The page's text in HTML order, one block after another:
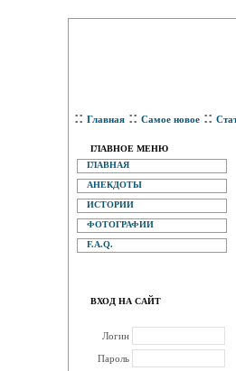
:: Главная :: Самое новое ::
ГЛАВНОЕ МЕНЮ
ГЛАВНАЯ
АНЕКДОТЫ
ИСТОРИИ
ФОТОГРАФИИ
F.A.Q.
ВХОД НА САЙТ
Логин
Пароль